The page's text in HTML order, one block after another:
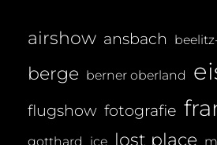
R
I
R
airshow ansbach
berge berner oberland
flugshow fotografie
gotthard ice lost place